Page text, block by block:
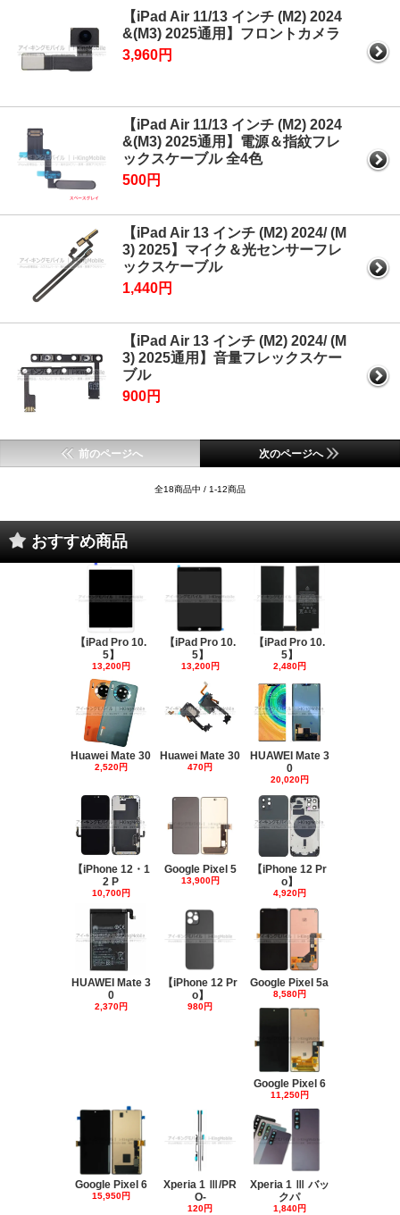
【iPad Air 11/13 インチ (M2) 2024
&(M3) 2025通用】フロントカメラ
3,960円
【iPad Air 11/13 インチ (M2) 2024
&(M3) 2025通用】電源＆指紋フレ
ックスケーブル 全4色
500円
【iPad Air 13 インチ (M2) 2024/ (M
3) 2025】マイク＆光センサーフレ
ックスケーブル
1,440円
【iPad Air 13 インチ (M2) 2024/ (M
3) 2025通用】音量フレックスケー
ブル
900円
前のページへ 次のページへ
全18商品中 / 1-12商品
おすすめ商品
【iPad Pro 10.
5】
13,200円
【iPad Pro 10.
5】
13,200円
【iPad Pro 10.
5】
2,480円
Huawei Mate 30
2,520円
Huawei Mate 30
470円
HUAWEI Mate 3
0
20,020円
【iPhone 12・1
2 P
10,700円
Google Pixel 5
13,900円
【iPhone 12 Pr
o】
4,920円
HUAWEI Mate 3
0
2,370円
【iPhone 12 Pr
o】
980円
Google Pixel 5a
8,580円
Google Pixel 6
11,250円
Google Pixel 6
15,950円
Xperia 1 Ⅲ/PR
O-
120円
Xperia 1 Ⅲ バッ
クパ
1,840円